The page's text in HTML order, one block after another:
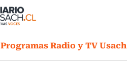
Programas Radio y TV Usach